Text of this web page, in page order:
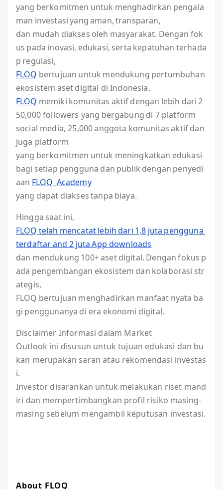
yang berkomitmen untuk menghadirkan pengala
man investasi yang aman, transparan,
dan mudah diakses oleh masyarakat. Dengan fok
us pada inovasi, edukasi, serta kepatuhan terhada
p regulasi,
FLOQ bertujuan untuk mendukung pertumbuhan
ekosistem aset digital di Indonesia.
FLOQ memiki komunitas aktif dengan lebih dari 2
50,000 followers yang bergabung di 7 platform
social media, 25,000 anggota komunitas aktif dan
juga platform
yang berkomitmen untuk meningkatkan edukasi
bagi setiap pengguna dan publik dengan penyedi
aan FLOQ Academy
yang dapat diakses tanpa biaya.
Hingga saat ini,
FLOQ telah mencatat lebih dari 1,8 juta pengguna
terdaftar and 2 juta App downloads
dan mendukung 100+ aset digital. Dengan fokus p
ada pengembangan ekosistem dan kolaborasi str
ategis,
FLOQ bertujuan menghadirkan manfaat nyata ba
gi penggunanya di era ekonomi digital.
Disclaimer Informasi dalam Market
Outlook ini disusun untuk tujuan edukasi dan bu
kan merupakan saran atau rekomendasi investas
i.
Investor disarankan untuk melakukan riset mand
iri dan mempertimbangkan profil risiko masing-
masing sebelum mengambil keputusan investasi.
About FLOQ